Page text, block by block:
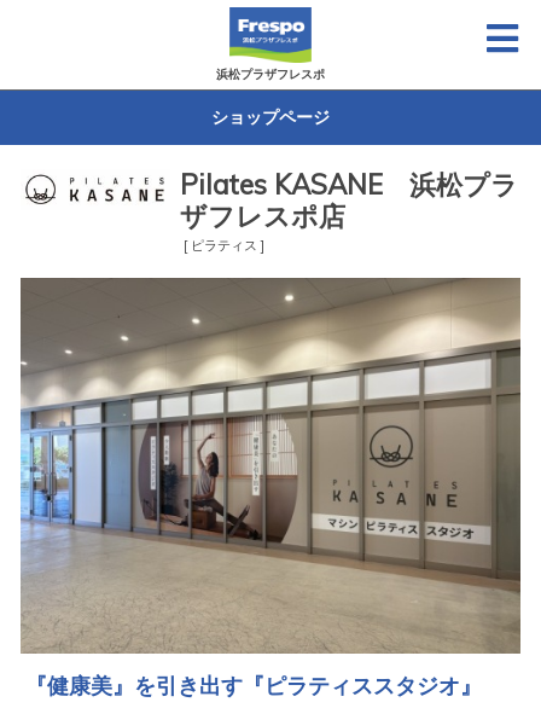
浜松プラザフレスポ
ショップページ
Pilates KASANE 浜松プラ
ザフレスポ店
[ ピラティス ]
『健康美』を引き出す『ピラティススタジオ』